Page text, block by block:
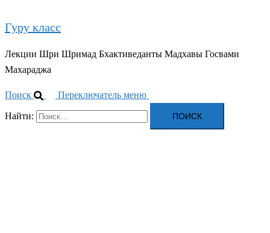
Гуру класс
Лекции Шри Шримад Бхактиведанты Мадхавы Госвами
Махараджа
Поиск Переключатель меню
Найти: